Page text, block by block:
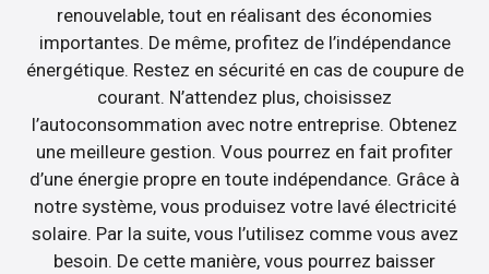
renouvelable, tout en réalisant des économies
importantes. De même, profitez de l’indépendance
énergétique. Restez en sécurité en cas de coupure de
courant. N’attendez plus, choisissez
l’autoconsommation avec notre entreprise. Obtenez
une meilleure gestion. Vous pourrez en fait profiter
d’une énergie propre en toute indépendance. Grâce à
notre système, vous produisez votre lavé électricité
solaire. Par la suite, vous l’utilisez comme vous avez
besoin. De cette manière, vous pourrez baisser